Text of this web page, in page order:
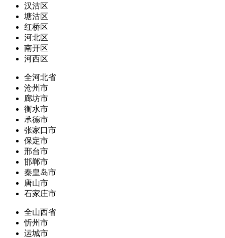
汉沽区
塘沽区
红桥区
河北区
南开区
河西区
全河北省
沧州市
廊坊市
衡水市
承德市
张家口市
保定市
邢台市
邯郸市
秦皇岛市
唐山市
石家庄市
全山西省
忻州市
运城市